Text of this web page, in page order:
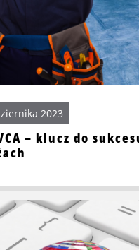
– klucz do
2023